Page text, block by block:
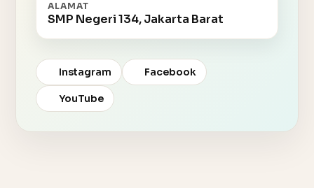
ALAMAT
SMP Negeri 134, Jakarta Barat
Instagram Facebook
YouTube